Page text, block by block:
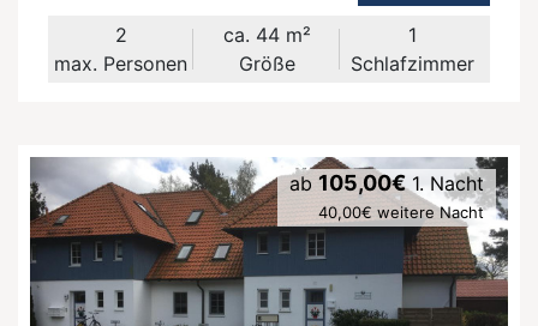
2
max. Personen
ca. 44 m²
Größe
1
Schlafzimmer
ab 105,00€1. Nacht
40,00€ weitere Nacht